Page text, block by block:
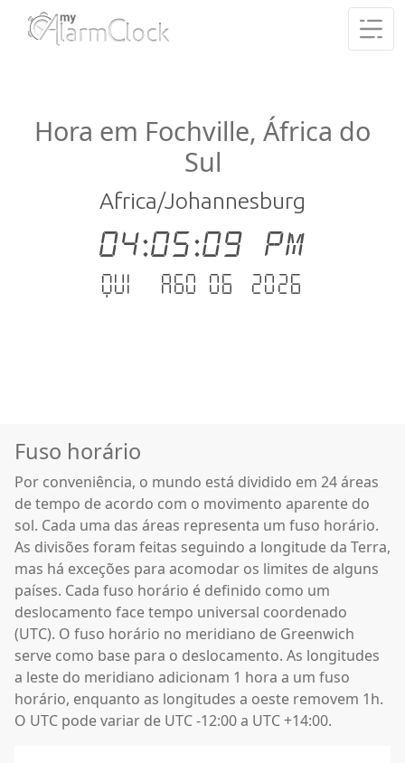
Hora em Fochville, África do
Sul
Africa/Johannesburg
04:05:10 PM
Qui - Ago 06 .2026
Fuso horário
Por conveniência, o mundo está dividido em 24 áreas
de tempo de acordo com o movimento aparente do
sol. Cada uma das áreas representa um fuso horário.
As divisões foram feitas seguindo a longitude da Terra,
mas há exceções para acomodar os limites de alguns
países. Cada fuso horário é definido como um
deslocamento face tempo universal coordenado
(UTC). O fuso horário no meridiano de Greenwich
serve como base para o deslocamento. As longitudes
a leste do meridiano adicionam 1 hora a um fuso
horário, enquanto as longitudes a oeste removem 1h.
O UTC pode variar de UTC -12:00 a UTC +14:00.